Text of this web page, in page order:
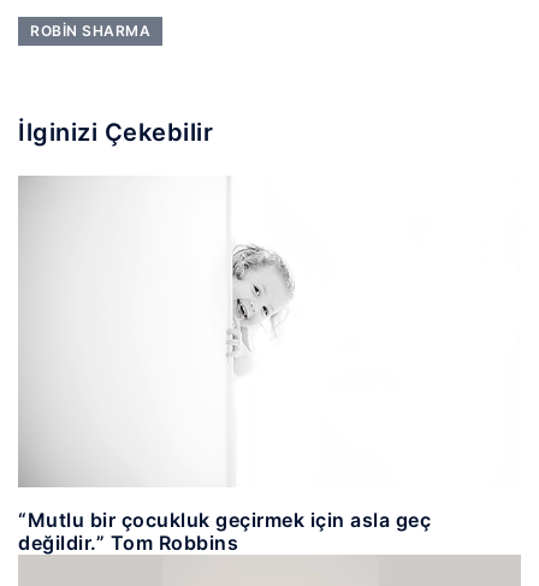
ROBIN SHARMA
İlginizi Çekebilir
“Mutlu bir çocukluk geçirmek için asla geç
değildir.” Tom Robbins